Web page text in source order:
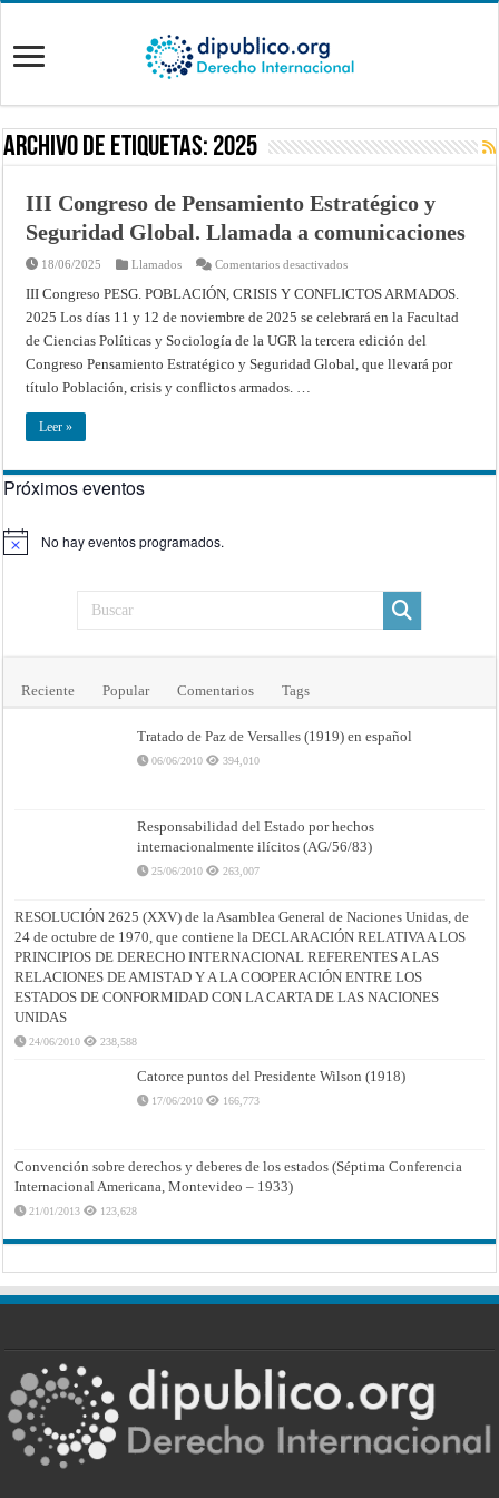
Archivo de Etiquetas: 2025
III Congreso de Pensamiento Estratégico y
Seguridad Global. Llamada a comunicaciones
18/06/2025 Llamados Comentarios desactivadosen
Congreso
de
Pensamiento
y
Seguridad
Global.
III Congreso PESG. POBLACIÓN, CRISIS Y CONFLICTOS ARMADOS.
2025 Los días 11 y 12 de noviembre de 2025 se celebrará en la Facultad
de Ciencias Políticas y Sociología de la UGR la tercera edición del
Congreso Pensamiento Estratégico y Seguridad Global, que llevará por
título Población, crisis y conflictos armados. …
Leer »
Próximos eventos
Aviso No hay eventos programados.
Reciente Popular Comentarios Tags
Tratado de Paz de Versalles (1919) en español
06/06/2010 394,010
Responsabilidad del Estado por hechos
internacionalmente ilícitos (AG/56/83)
25/06/2010 263,007
RESOLUCIÓN 2625 (XXV) de la Asamblea General de Naciones Unidas, de
24 de octubre de 1970, que contiene la DECLARACIÓN RELATIVA A LOS
PRINCIPIOS DE DERECHO INTERNACIONAL REFERENTES A LAS
RELACIONES DE AMISTAD Y A LA COOPERACIÓN ENTRE LOS
ESTADOS DE CONFORMIDAD CON LA CARTA DE LAS NACIONES
UNIDAS
24/06/2010 238,588
Catorce puntos del Presidente Wilson (1918)
17/06/2010 166,773
Convención sobre derechos y deberes de los estados (Séptima Conferencia
Internacional Americana, Montevideo – 1933)
21/01/2013 123,628